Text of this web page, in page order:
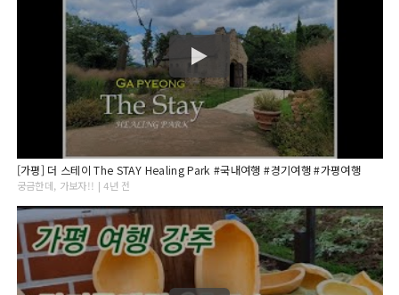
[가평] 더 스테이 The STAY Healing Park #국내여행 #경기여행 #가평여행
궁금한데, 가보자!! | 4년 전